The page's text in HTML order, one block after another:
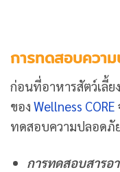
การทดสอบควา
ก่อนที่อาหารสัตว์เลี้
ของ Wellness CORE
ทดสอบความปลอดภั
การทดสอบสารอ